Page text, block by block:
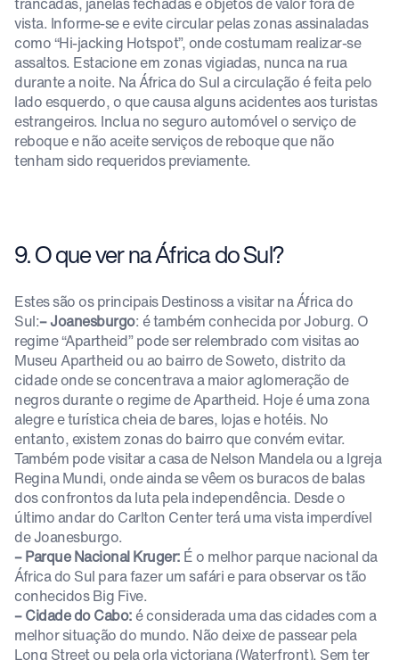
vista. Informe-se e evite circular pelas zonas assinaladas
como “Hi-jacking Hotspot”, onde costumam realizar-se
assaltos. Estacione em zonas vigiadas, nunca na rua
durante a noite. Na África do Sul a circulação é feita pelo
lado esquerdo, o que causa alguns acidentes aos turistas
estrangeiros. Inclua no seguro automóvel o serviço de
reboque e não aceite serviços de reboque que não
tenham sido requeridos previamente.
9. O que ver na África do Sul?
Estes são os principais Destinoss a visitar na África do
Sul:– Joanesburgo: é também conhecida por Joburg. O
regime “Apartheid” pode ser relembrado com visitas ao
Museu Apartheid ou ao bairro de Soweto, distrito da
cidade onde se concentrava a maior aglomeração de
negros durante o regime de Apartheid. Hoje é uma zona
alegre e turística cheia de bares, lojas e hotéis. No
entanto, existem zonas do bairro que convém evitar.
Também pode visitar a casa de Nelson Mandela ou a Igreja
Regina Mundi, onde ainda se vêem os buracos de balas
dos confrontos da luta pela independência. Desde o
último andar do Carlton Center terá uma vista imperdível
de Joanesburgo.
– Parque Nacional Kruger: É o melhor parque nacional da
África do Sul para fazer um safári e para observar os tão
conhecidos Big Five.
– Cidade do Cabo:é considerada uma das cidades com a
melhor situação do mundo. Não deixe de passear pela
Long Street ou pela orla victoriana (Waterfront). Sem ter